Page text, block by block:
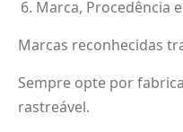
Marca, Procedência
Marcas reconhecidas
Sempre opte por
rastreável.